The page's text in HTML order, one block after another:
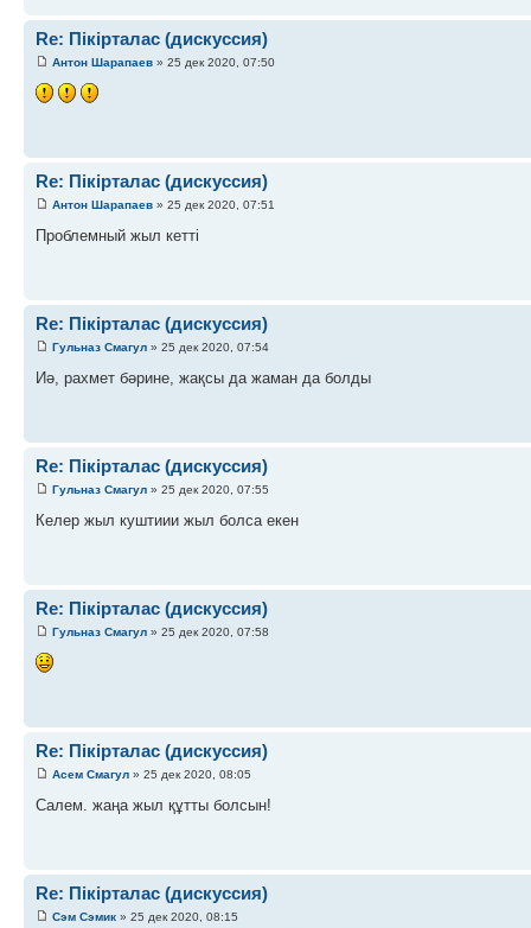
Re: Пікірталас (дискуссия)
Антон Шарапаев » 25 дек 2020, 07:50
Re: Пікірталас (дискуссия)
Антон Шарапаев » 25 дек 2020, 07:51
Проблемный жыл кетті
Re: Пікірталас (дискуссия)
Гульназ Смагул » 25 дек 2020, 07:54
Иә, рахмет бәрине, жақсы да жаман да болды
Re: Пікірталас (дискуссия)
Гульназ Смагул » 25 дек 2020, 07:55
Келер жыл куштиии жыл болса екен
Re: Пікірталас (дискуссия)
Гульназ Смагул » 25 дек 2020, 07:58
Re: Пікірталас (дискуссия)
Асем Смагул » 25 дек 2020, 08:05
Салем. жаңа жыл құтты болсын!
Re: Пікірталас (дискуссия)
Сэм Сэмик » 25 дек 2020, 08:15